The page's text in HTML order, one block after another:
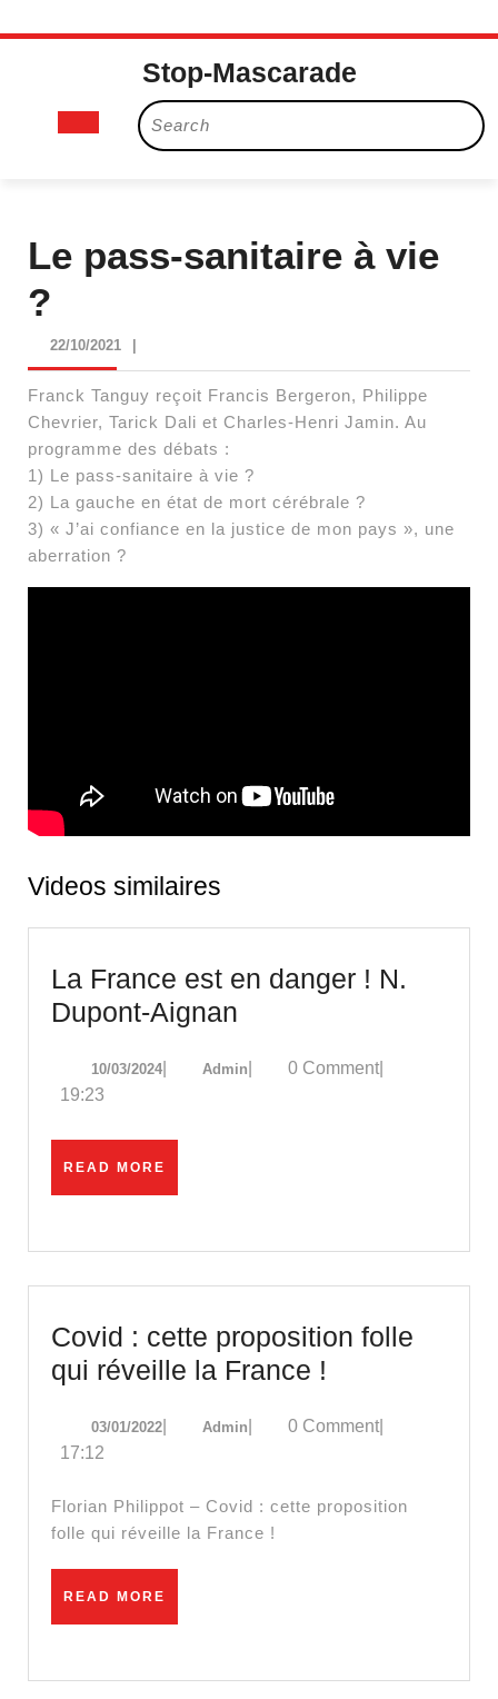
Skip
Stop-Mascarade
Open
Search
for:
Le pass-sanitaire à vie
?
22/10/202122/10/2021
Franck Tanguy reçoit Francis Bergeron, Philippe
Chevrier, Tarick Dali et Charles-Henri Jamin. Au
programme des débats :
1) Le pass-sanitaire à vie ?
2) La gauche en état de mort cérébrale ?
3) « J’ai confiance en la justice de mon pays », une
aberration ?
Videos similaires
La France est en danger ! N.
Dupont-Aignan
est
Dupont-
Aignan
10/03/202410/03/2024
AdminAdmin0 Comment
19:23
READ MORE
Covid : cette proposition folle
qui réveille la France !
cette
folle
03/01/202203/01/2022
AdminAdmin0 Comment
17:12
Florian Philippot – Covid : cette proposition
folle qui réveille la France !
READ MORE